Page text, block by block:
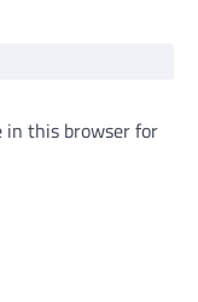
in this browser for